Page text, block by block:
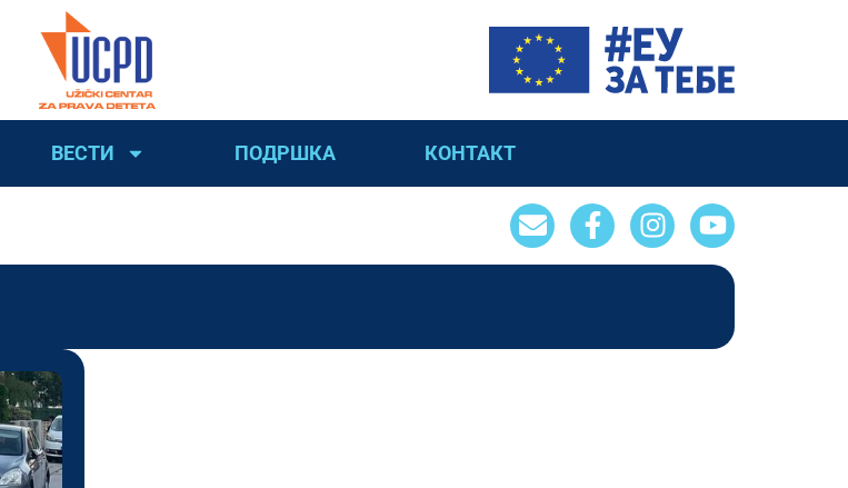
ВЕСТИ ПОДРШКА КОНТАКТ